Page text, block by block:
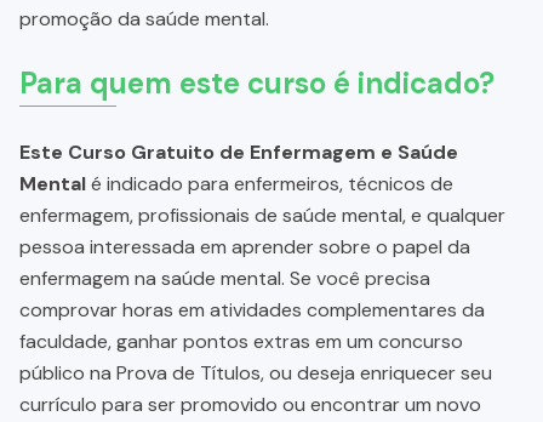
promoção da saúde mental.
Para quem este curso é indicado?
Este Curso Gratuito de Enfermagem e Saúde
Mentalé indicado para enfermeiros, técnicos de
enfermagem, profissionais de saúde mental, e qualquer
pessoa interessada em aprender sobre o papel da
enfermagem na saúde mental. Se você precisa
comprovar horas em atividades complementares da
faculdade, ganhar pontos extras em um concurso
público na Prova de Títulos, ou deseja enriquecer seu
currículo para ser promovido ou encontrar um novo